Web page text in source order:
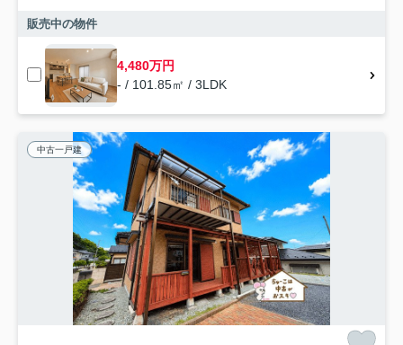
販売中の物件
4,480万円
- / 101.85㎡ / 3LDK
中古一戸建